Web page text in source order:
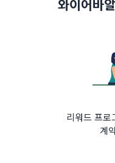
와이어바
리워드 프로
계